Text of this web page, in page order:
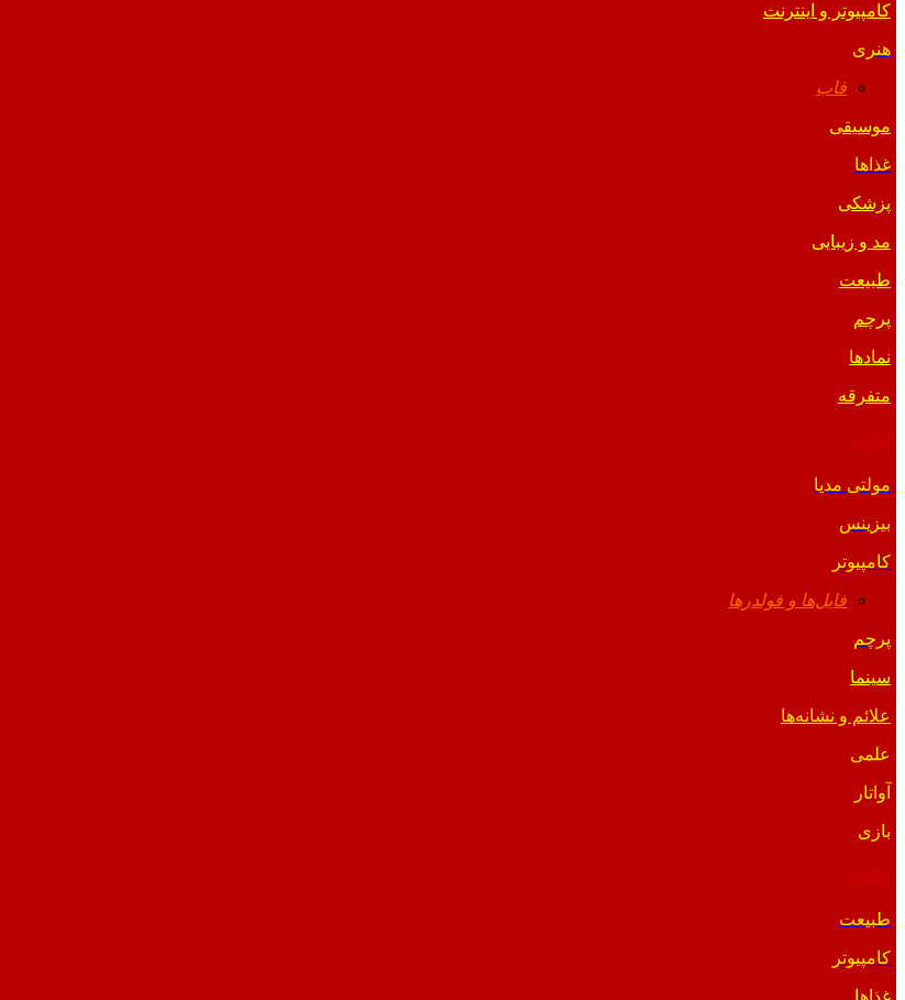
کامپیوتر و اینترنت
هنری
قاب
موسیقی
غذاها
پزشکی
مد و زیبایی
طبیعت
پرچم
نمادها
متفرقه
مولتی مدیا
بیزینس
کامپیوتر
فایل‌ها و فولدرها
پرچم
سینما
علائم و نشانه‌ها
علمی
آواتار
بازی
طبیعت
کامپیوتر